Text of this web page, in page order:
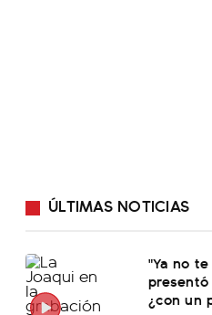
ÚLTIMAS NOTICIAS
"Ya no
presentó
¿con un